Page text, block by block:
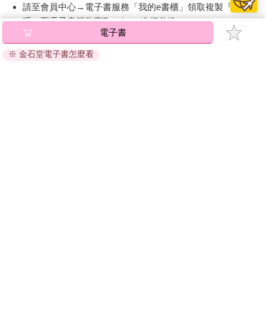
請至會員中心→電子書服務「我的e書櫃」領取複製『兌換
碼』至電子書服務商Readmoo進行兌換。
退換貨須知：
因版權保護，您在金石堂所購買的電子書僅能以金石堂專屬
電子書
※ 金石堂電子書怎麼看